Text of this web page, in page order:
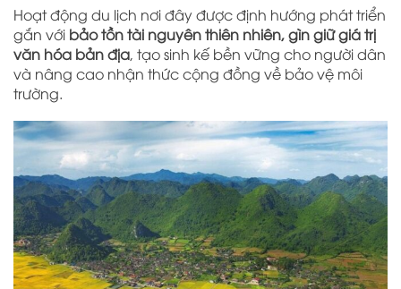
Hoạt động du lịch nơi đây được định hướng phát triển
gắn với bảo tồn tài nguyên thiên nhiên, gìn giữ giá trị
văn hóa bản địa, tạo sinh kế bền vững cho người dân
và nâng cao nhận thức cộng đồng về bảo vệ môi
trường.